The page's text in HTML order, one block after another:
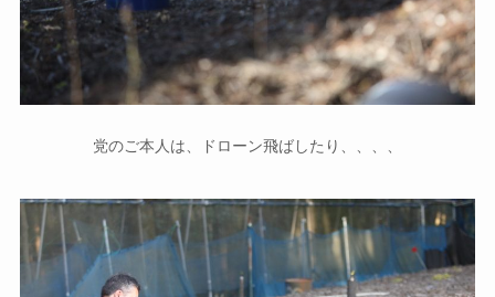
党のご本人は、ドローン飛ばしたり、、、、